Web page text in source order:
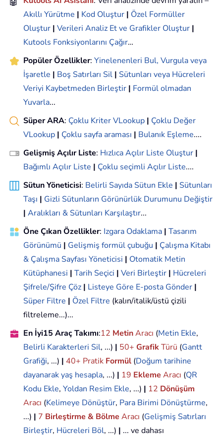
Akıllı Yürütme | Kod Oluştur | Özel Formüller
Oluştur | Verileri Analiz Et ve Grafikler Oluştur |
Kutools Fonksiyonlarını Çağır…
Popüler Özellikler: Yinelenenleri Bul, Vurgula veya
İşaretle | Boş Satırları Sil | Sütunları veya Hücreleri
Veriyi Kaybetmeden Birleştir | Formül olmadan
Yuvarla...
Süper ARA: Çoklu Kriter VLookup | Çoklu Değer
VLookup | Çoklu sayfa araması | Bulanık Eşleme....
Gelişmiş Açılır Liste: Hızlıca Açılır Liste Oluştur |
Bağımlı Açılır Liste | Çoklu seçimli Açılır Liste....
Sütun Yöneticisi: Belirli Sayıda Sütun Ekle | Sütunları
Taşı | Gizli Sütunların Görünürlük Durumunu Değiştir
| Aralıkları & Sütunları Karşılaştır...
Öne Çıkan Özellikler: Izgara Odaklama | Tasarım
Görünümü | Gelişmiş formül çubuğu | Çalışma Kitabı
& Çalışma Sayfası Yöneticisi | Otomatik Metin
Kütüphanesi | Tarih Seçici | Veri Birleştir | Hücreleri
Şifrele/Şifre Çöz | Listeye Göre E-posta Gönder |
Süper Filtre | Özel Filtre (kalın/italik/üstü çizili
filtreleme...)...
En İyi15 Araç Takımı:12 MetinAracı (Metin Ekle,
Belirli Karakterleri Sil, ...) | 50+ GrafikTürü (Gantt
Grafiği, ...) | 40+ Pratik Formül (Doğum tarihine
dayanarak yaş hesapla, ...) | 19 Ekleme Aracı (QR
Kodu Ekle, Yoldan Resim Ekle, ...) | 12 Dönüşüm
Aracı (Kelimeye Dönüştür, Para Birimi Dönüştürme,
...) | 7 Birleştirme & Bölme Aracı (Gelişmiş Satırları
Birleştir, Hücreleri Böl, ...) | ... ve dahası